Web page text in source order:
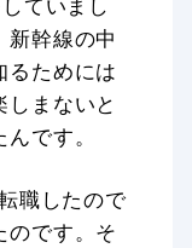
新幹線の中
るためには
まないと
です。
職したので
のです。そ